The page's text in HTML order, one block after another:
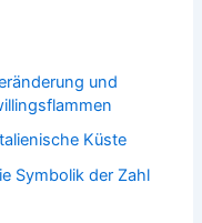
und
Küste
Symbolik der Zahl